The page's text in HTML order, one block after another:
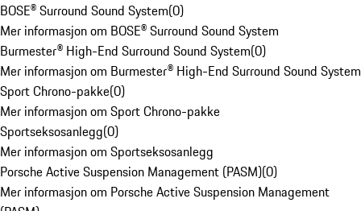
BOSE® Surround Sound System(0)
Mer informasjon om BOSE® Surround Sound System
Burmester® High-End Surround Sound System(0)
Mer informasjon om Burmester® High-End Surround Sound System
Sport Chrono-pakke(0)
Mer informasjon om Sport Chrono-pakke
Sportseksosanlegg(0)
Mer informasjon om Sportseksosanlegg
Porsche Active Suspension Management (PASM)(0)
Mer informasjon om Porsche Active Suspension Management